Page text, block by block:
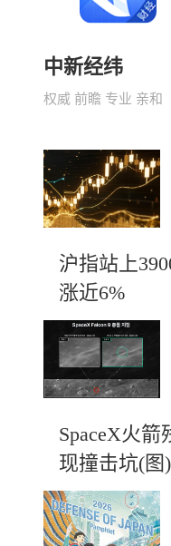
中新经纬
权威 前瞻 专业 亲和
沪指站上
涨近6%
SpaceX火
现撞击坑(图)